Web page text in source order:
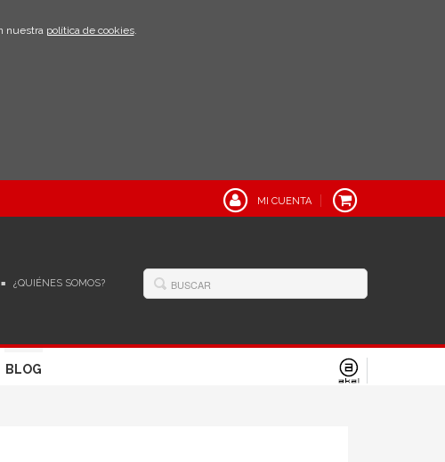
nuestra política de cookies.
MI CUENTA
¿QUIÉNES SOMOS?
BLOG